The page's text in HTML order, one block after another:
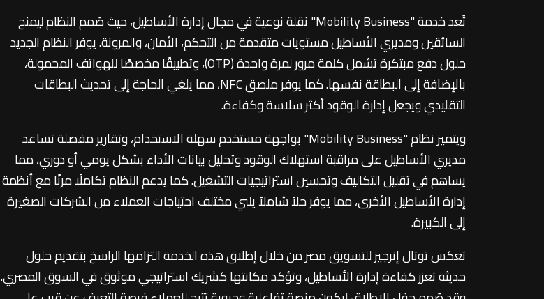
تُعد خدمة "Mobility Business" نقلة نوعية في مجال إدارة الأساطيل، حيث صُمم النظام ليمنح
السائقين ومديري الأساطيل مستويات متقدمة من التحكم، الأمان، والمرونة. يوفر النظام الجديد
حلول دفع مبتكرة تشمل كلمة مرور لمرة واحدة (OTP)، وتطبيقًا مخصصًا للهواتف المحمولة،
بالإضافة إلى البطاقة نفسها. كما يوفر ملصق NFC، مما يلغي الحاجة إلى تحديث البطاقات
التقليدي ويجعل إدارة الوقود أكثر سلاسة وكفاءة.
ويتميز نظام "Mobility Business" بواجهة مستخدم سهلة الاستخدام، وتقارير مفصلة تساعد
مديري الأساطيل على مراقبة استهلاك الوقود وتحليل بيانات الأداء بشكل يومي أو دوري، مما
يساهم في تقليل التكاليف وتحسين استراتيجيات التشغيل. كما يدعم النظام تكاملًا مرنًا مع أنظمة
إدارة الأساطيل الأخرى، مما يوفر حلاً شاملاً يلبي مختلف احتياجات العملاء من الشركات الصغيرة
إلى الكبيرة.
تعكس توتال إنرجيز للتسويق مصر من خلال إطلاق هذه الخدمة التزامها الراسخ بتقديم حلول
حديثة تعزز كفاءة إدارة الأساطيل، وتؤكد مكانتها كشريك استراتيجي موثوق في السوق المصري.